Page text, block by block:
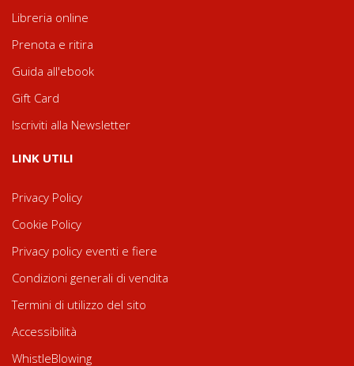
Libreria online
Prenota e ritira
Guida all'ebook
Gift Card
Iscriviti alla Newsletter
LINK UTILI
Privacy Policy
Cookie Policy
Privacy policy eventi e fiere
Condizioni generali di vendita
Termini di utilizzo del sito
Accessibilità
WhistleBlowing